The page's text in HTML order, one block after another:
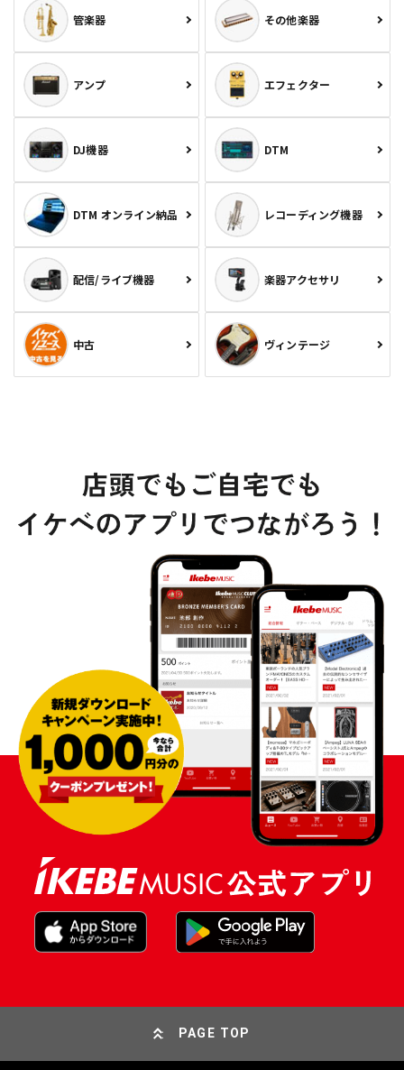
管楽器 その他楽器
アンプ エフェクター
DJ機器 DTM
DTM オンライン納品 レコーディング機器
配信/ライブ機器 楽器アクセサリ
中古 ヴィンテージ
PAGE TOP